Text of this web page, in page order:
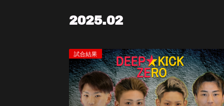
2025.02
試合結果